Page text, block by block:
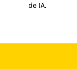
de IA.